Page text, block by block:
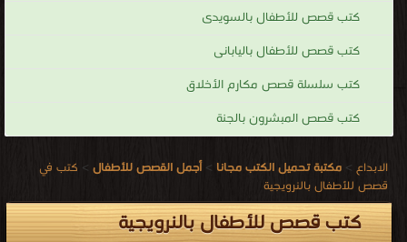
كتب قصص للأطفال بالسويدى
كتب قصص للأطفال باليابانى
كتب سلسلة قصص مكارم الأخلاق
كتب قصص المبشرون بالجنة
الابداع > مكتبة تحميل الكتب مجانا >أجمل القصص للأطفال > كتب في
قصص للأطفال بالنرويجية
كتب قصص للأطفال بالنرويجية